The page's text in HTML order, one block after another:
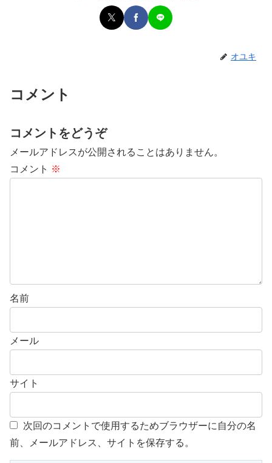
オユキ
コメント
コメントをどうぞ
メールアドレスが公開されることはありません。
コメント ※
名前
メール
サイト
次回のコメントで使用するためブラウザーに自分の名
前、メールアドレス、サイトを保存する。